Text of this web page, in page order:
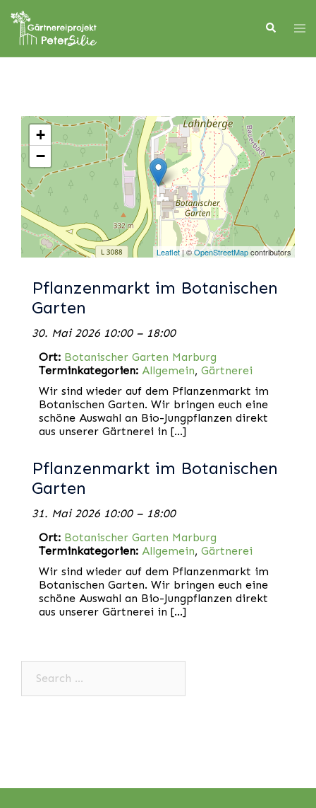
to
content
Search
+
−
Leaflet| ©OpenStreetMapcontributors
Pflanzenmarkt im Botanischen
Garten
30. Mai 2026 10:00– 18:00
Ort: Botanischer Garten Marburg
Terminkategorien: Allgemein, Gärtnerei
Wir sind wieder auf dem Pflanzenmarkt im
Botanischen Garten. Wir bringen euch eine
schöne Auswahl an Bio-Jungpflanzen direkt
aus unserer Gärtnerei in […]
Pflanzenmarkt im Botanischen
Garten
31. Mai 2026 10:00– 18:00
Ort: Botanischer Garten Marburg
Terminkategorien: Allgemein, Gärtnerei
Wir sind wieder auf dem Pflanzenmarkt im
Botanischen Garten. Wir bringen euch eine
schöne Auswahl an Bio-Jungpflanzen direkt
aus unserer Gärtnerei in […]